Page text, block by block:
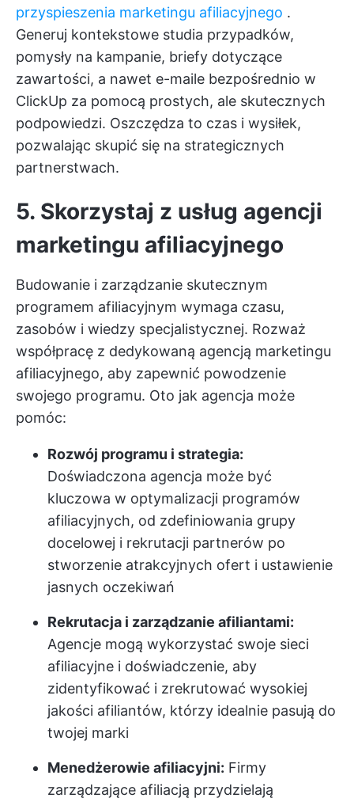
przyspieszenia marketingu afiliacyjnego .
Generuj kontekstowe studia przypadków,
pomysły na kampanie, briefy dotyczące
zawartości, a nawet e-maile bezpośrednio w
ClickUp za pomocą prostych, ale skutecznych
podpowiedzi. Oszczędza to czas i wysiłek,
pozwalając skupić się na strategicznych
partnerstwach.
5. Skorzystaj z usług agencji
marketingu afiliacyjnego
Budowanie i zarządzanie skutecznym
programem afiliacyjnym wymaga czasu,
zasobów i wiedzy specjalistycznej. Rozważ
współpracę z dedykowaną agencją marketingu
afiliacyjnego, aby zapewnić powodzenie
swojego programu. Oto jak agencja może
pomóc:
Rozwój programu i strategia:
Doświadczona agencja może być
kluczowa w optymalizacji programów
afiliacyjnych, od zdefiniowania grupy
docelowej i rekrutacji partnerów po
stworzenie atrakcyjnych ofert i ustawienie
jasnych oczekiwań
Rekrutacja i zarządzanie afiliantami:
Agencje mogą wykorzystać swoje sieci
afiliacyjne i doświadczenie, aby
zidentyfikować i zrekrutować wysokiej
jakości afiliantów, którzy idealnie pasują do
twojej marki
Menedżerowie afiliacyjni: Firmy
zarządzające afiliacją przydzielają